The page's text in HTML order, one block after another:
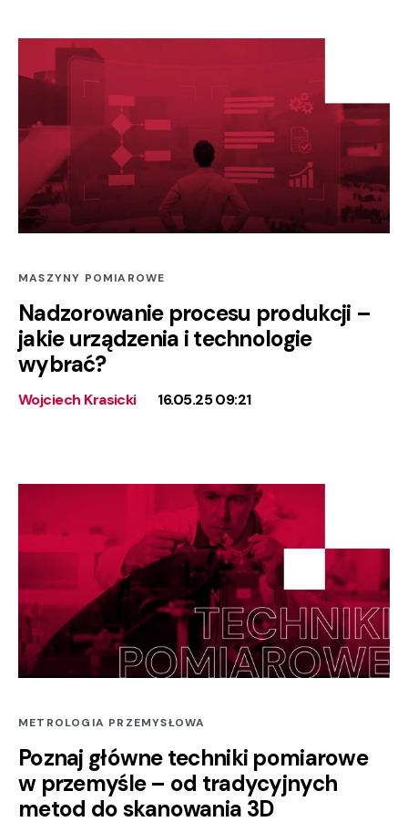
MASZYNY POMIAROWE
Nadzorowanie procesu produkcji –
jakie urządzenia i technologie
wybrać?
Wojciech Krasicki 16.05.25 09:21
METROLOGIA PRZEMYSŁOWA
Poznaj główne techniki pomiarowe
w przemyśle – od tradycyjnych
metod do skanowania 3D